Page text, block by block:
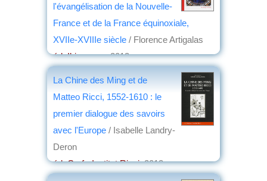
l'évangélisation de la Nouvelle-
France et de la France équinoxiale,
XVIIe-XVIIIe siècle / Florence Artigalas
éd. Ibis rouge, 2013
La Chine des Ming et de
Matteo Ricci, 1552-1610 : le
premier dialogue des savoirs
avec l'Europe / Isabelle Landry-
Deron
éd. Cerf - Institut Ricci, 2013